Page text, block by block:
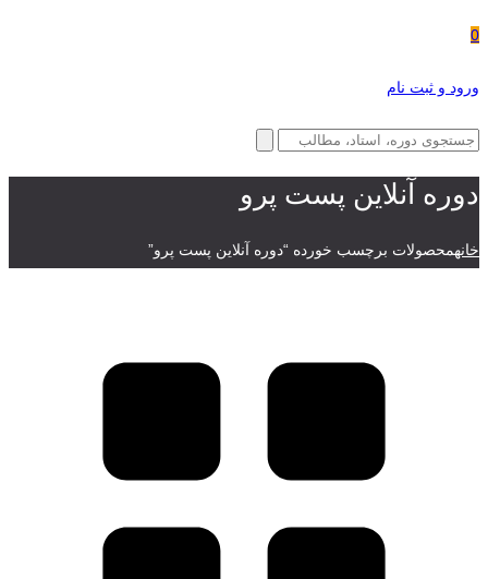
0
ورود و ثبت نام
دوره آنلاین پست پرو
خانهمحصولات برچسب خورده “دوره آنلاین پست پرو”